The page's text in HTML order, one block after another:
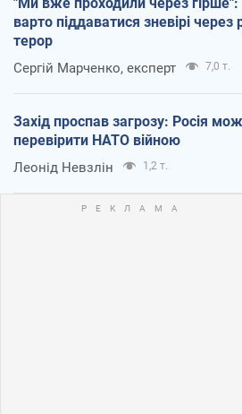
"Ми вже проходили через гірше":
варто піддаватися зневірі через
терор
Сергій Марченко, експерт 7,0 т.
Захід проспав загрозу: Росія
перевірити НАТО війною
Леонід Невзлін 1,2 т.